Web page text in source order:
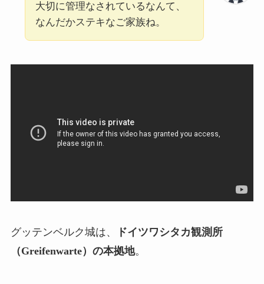
大切に管理なされているなんて、
なんだかステキなご家族ね。
グッテンベルク城は、
ドイツワシタカ観測所
（Greifenwarte）の本拠地。